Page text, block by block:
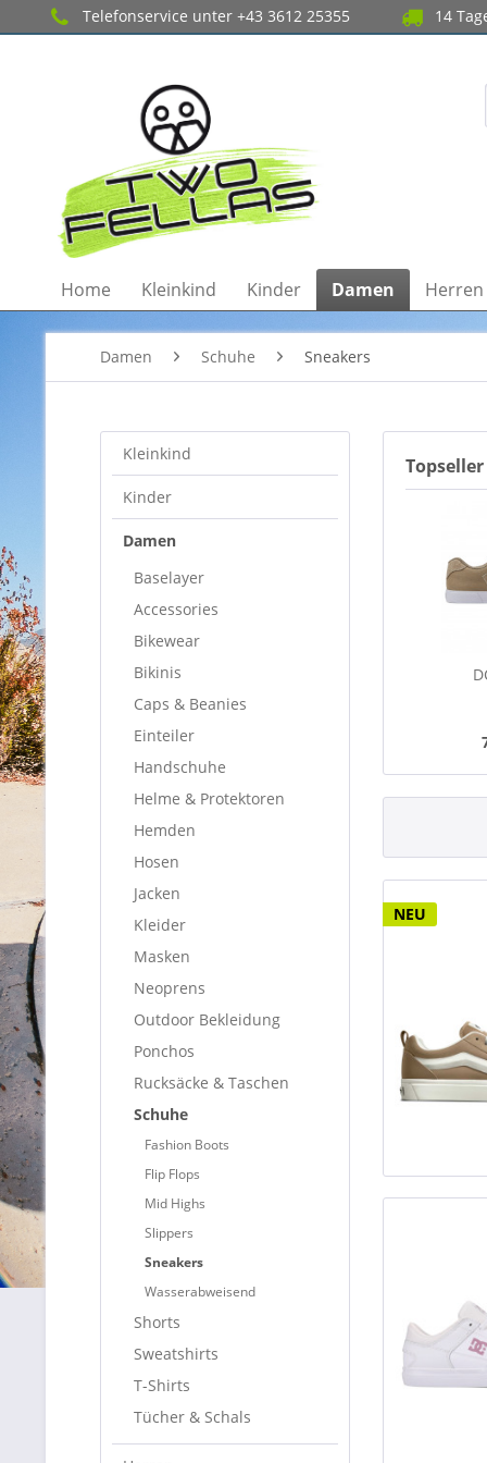
Telefonservice unter +43 3612 25355 14
Home Kleinkind Kinder Damen Herren
Damen Schuhe Sneakers
Kleinkind
Kinder
Damen
Baselayer
Accessories
Bikewear
Bikinis
Caps & Beanies
Einteiler
Handschuhe
Helme & Protektoren
Hemden
Hosen
Jacken
Kleider
Masken
Neoprens
Outdoor Bekleidung
Ponchos
Rucksäcke & Taschen
Schuhe
Fashion Boots
Flip Flops
Mid Highs
Slippers
Sneakers
Wasserabweisend
Shorts
Sweatshirts
T-Shirts
Tücher & Schals
Topseller
NEU